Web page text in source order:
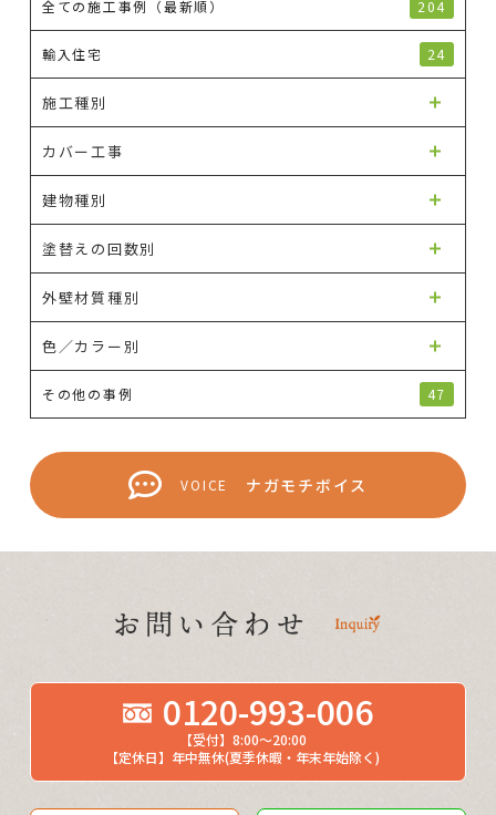
全ての施工事例（最新順） 204
輸入住宅 24
施工種別
カバー工事
建物種別
塗替えの回数別
外壁材質種別
色／カラー別
その他の事例 47
VOICE ナガモチボイス
0120-993-006
【受付】8:00～20:00
【定休日】年中無休(夏季休暇・年末年始除く)